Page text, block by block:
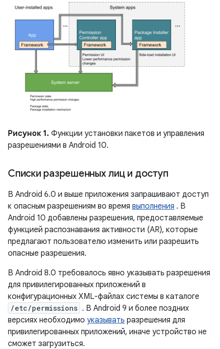
Рисунок 1. Функции установки пакетов и управления
разрешениями в Android 10.
Списки разрешенных лиц и доступ
В Android 6.0 и выше приложения запрашивают доступ
к опасным разрешениям во время выполнения . В
Android 10 добавлены разрешения, предоставляемые
функцией распознавания активности (AR), которые
предлагают пользователю изменить или разрешить
опасные разрешения.
В Android 8.0 требовалось явно указывать разрешения
для привилегированных приложений в
конфигурационных XML-файлах системы в каталоге
/etc/permissions . В Android 9 и более поздних
версиях необходимо указывать разрешения для
привилегированных приложений, иначе устройство не
сможет загрузиться.